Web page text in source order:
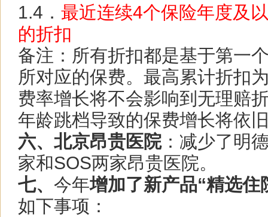
1.4． 最近连续4个保险年度及
的折扣
备注：所有折扣都是基于第一
所对应的保费。最高累计折扣
费率增长将不会影响到无理赔
年龄跳档导致的保费增长将依
六、北京昂贵医院：减少了明
家和SOS两家昂贵医院。
七、 今年增加了新产品“精选住
如下事项：